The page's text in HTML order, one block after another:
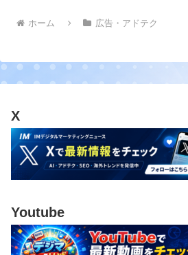
ホーム 広告・アドテク
X
Youtube